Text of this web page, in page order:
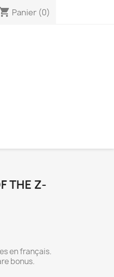
Panier (0)
THE Z-
en français.
bonus.